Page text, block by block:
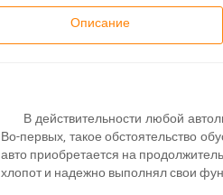
Описание
В действительности любой
Во-первых, такое обстоятельство
авто приобретается на
хлопот и надежно выполнял свои